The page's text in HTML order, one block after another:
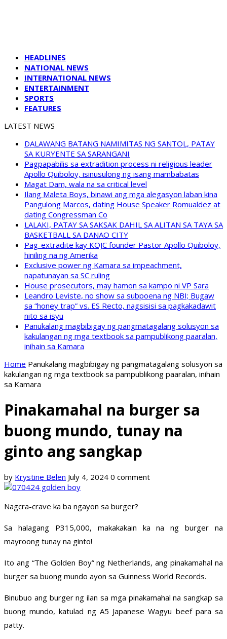
HEADLINES
NATIONAL NEWS
INTERNATIONAL NEWS
ENTERTAINMENT
SPORTS
FEATURES
LATEST NEWS
DALAWANG BATANG NAMIMITAS NG SANTOL, PATAY
SA KURYENTE SA SARANGANI
Pagpapabilis sa extradition process ni religious leader
Apollo Quiboloy, isinusulong ng isang mambabatas
Magat Dam, wala na sa critical level
Ilang Maleta Boys, binawi ang mga alegasyon laban kina
Pangulong Marcos, dating House Speaker Romualdez at
dating Congressman Co
LALAKI, PATAY SA SAKSAK DAHIL SA ALITAN SA TAYA SA
BASKETBALL SA DANAO CITY
Pag-extradite kay KOJC founder Pastor Apollo Quiboloy,
hiniling na ng Amerika
Exclusive power ng Kamara sa impeachment,
napatunayan sa SC ruling
House prosecutors, may hamon sa kampo ni VP Sara
Leandro Leviste, no show sa subpoena ng NBI; Bugaw
sa “honey trap” vs. ES Recto, nagsisisi sa pagkakadawit
nito sa isyu
Panukalang magbibigay ng pangmatagalang solusyon sa
kakulangan ng mga textbook sa pampublikong paaralan,
inihain sa Kamara
Home Panukalang magbibigay ng pangmatagalang solusyon sa
kakulangan ng mga textbook sa pampublikong paaralan, inihain
sa Kamara
Pinakamahal na burger sa
buong mundo, tunay na
ginto ang sangkap
by Krystine Belen July 4, 2024 0 comment
Nagcra-crave ka ba ngayon sa burger?
Sa halagang P315,000, makakakain ka na ng burger na
mayroong tunay na ginto!
Ito ang “The Golden Boy” ng Netherlands, ang pinakamahal na
burger sa buong mundo ayon sa Guinness World Records.
Binubuo ang burger ng ilan sa mga pinakamahal na sangkap sa
buong mundo, katulad ng A5 Japanese Wagyu beef para sa
patty.